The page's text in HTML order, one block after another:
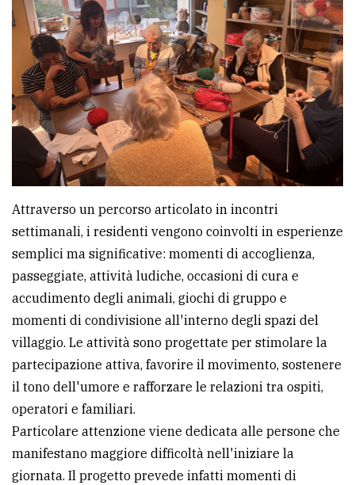
Attraverso un percorso articolato in incontri
settimanali, i residenti vengono coinvolti in esperienze
semplici ma significative: momenti di accoglienza,
passeggiate, attività ludiche, occasioni di cura e
accudimento degli animali, giochi di gruppo e
momenti di condivisione all'interno degli spazi del
villaggio. Le attività sono progettate per stimolare la
partecipazione attiva, favorire il movimento, sostenere
il tono dell'umore e rafforzare le relazioni tra ospiti,
operatori e familiari.
Particolare attenzione viene dedicata alle persone che
manifestano maggiore difficoltà nell'iniziare la
giornata. Il progetto prevede infatti momenti di